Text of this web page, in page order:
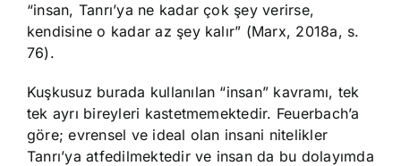
“insan, Tanrı’ya ne kadar çok şey verirse,
kendisine o kadar az şey kalır” (Marx, 2018a, s.
76).
Kuşkusuz burada kullanılan “insan” kavramı, tek
tek ayrı bireyleri kastetmemektedir. Feuerbach’a
göre; evrensel ve ideal olan insani nitelikler
Tanrı’ya atfedilmektedir ve insan da bu dolayımda